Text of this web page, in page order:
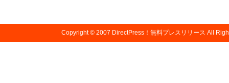
Copyright © 2007 DirectPress！無料プレスリリース All